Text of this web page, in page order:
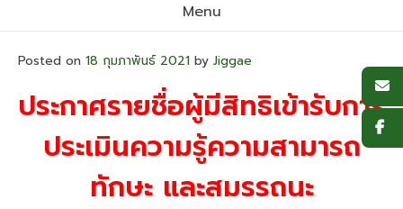
Menu
Posted on 18 กุมภาพันธ์ 2021 by Jiggae
ประกาศรายชื่อผู้มีสิทธิเข้ารับการ
ประเมินความรู้ความสามารถ
ทักษะ และสมรรถนะ